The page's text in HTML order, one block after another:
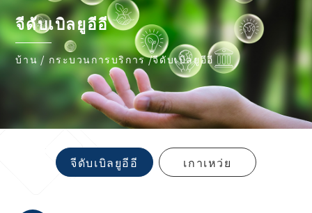
จีดับเบิลยูอีอี
บ้าน กระบวนการบริการ จีดับเบิลยูอีอี
จีดับเบิลยูอีอี เกาเหว่ย